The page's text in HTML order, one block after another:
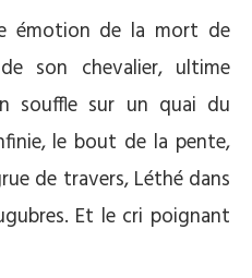
émotion de la mort de
son chevalier, ultime
souffle sur un quai du
le bout de la pente,
de travers, Léthé dans
Et le cri poignant